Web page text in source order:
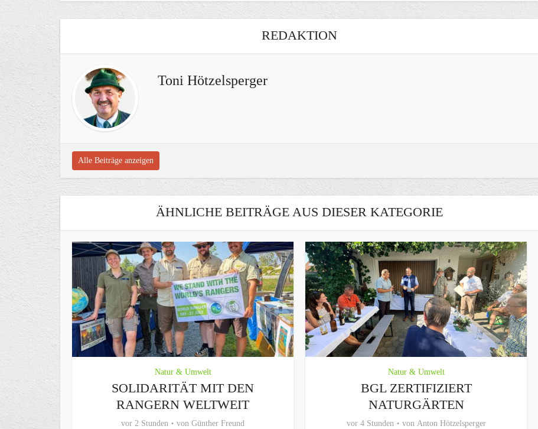
REDAKTION
Toni Hötzelsperger
Alle Beiträge anzeigen
ÄHNLICHE BEITRÄGE AUS DIESER KATEGORIE
Natur & Umwelt
SOLIDARITÄT MIT DEN
RANGERN WELTWEIT
vor 2 Stunden von Günther Freund
Natur & Umwelt
BGL ZERTIFIZIERT
NATURGÄRTEN
vor 4 Stunden von Anton Hötzelsperger